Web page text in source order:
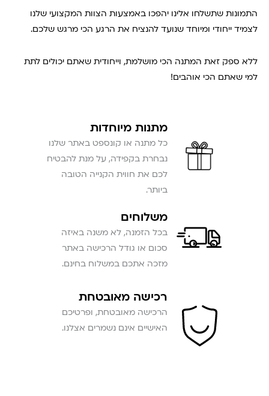
התמונות שתשלחו אלינו יהפכו באמצעות הצוות המקצועי שלנו
לצמיד ייחודי ומיוחד שנועד להנציח את הרגע הכי מרגש שלכם.
ללא ספק זאת המתנה הכי מושלמת, וייחודית שאתם יכולים לתת
למי שאתם הכי אוהבים!
מתנות מיוחדות
כל מתנה או קונספט באתר שלנו
נבחרת בקפידה, על מנת להבטיח
לכם את חווית הקנייה הטובה
ביותר.
משלוחים
בכל הזמנה, לא משנה באיזה
סכום או גודל הרכישה באתר
מזכה אתכם במשלוח בחינם.
רכישה מאובטחת
הרכישה מאובטחת, ופרטיכם
האישיים אינם נשמרים אצלנו.